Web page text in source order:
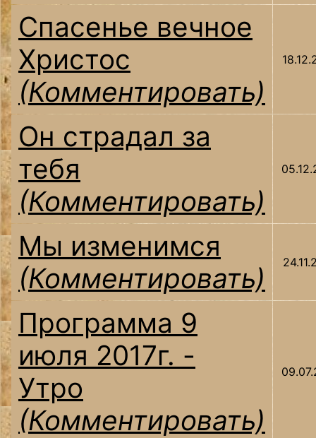
Спасенье вечное
Христос
(Комментировать)
Он страдал за
тебя
(Комментировать)
Мы изменимся
(Комментировать)
Программа 9
июля 2017г. -
Утро
(Комментировать)